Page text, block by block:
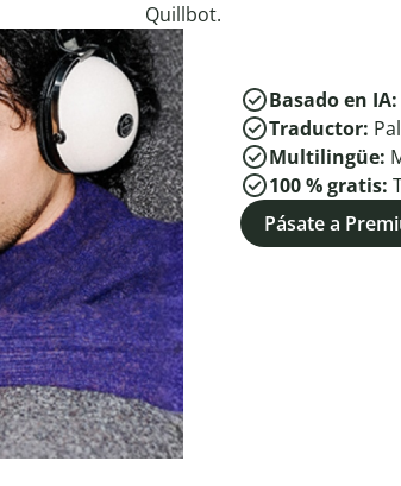
Quillbot.
Basado en IA:
Traductor:
Multilingüe:
100 % gratis:
Pásate a